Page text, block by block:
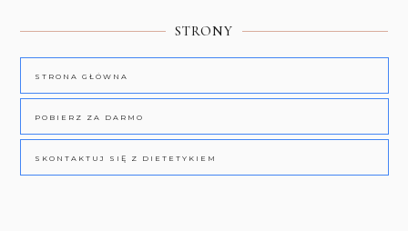
STRONY
STRONA GŁÓWNA
POBIERZ ZA DARMO
SKONTAKTUJ SIĘ Z DIETETYKIEM